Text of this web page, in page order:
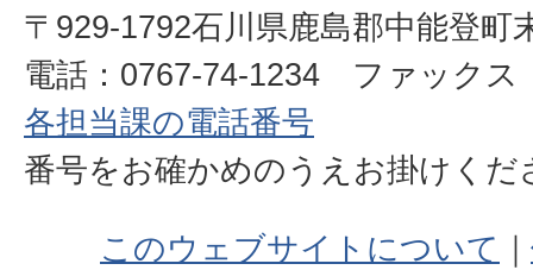
〒929-1792石川県鹿島郡中能登町
電話：0767-74-1234 ファックス
各担当課の電話番号
番号をお確かめのうえお掛けく
このウェブサイトについて